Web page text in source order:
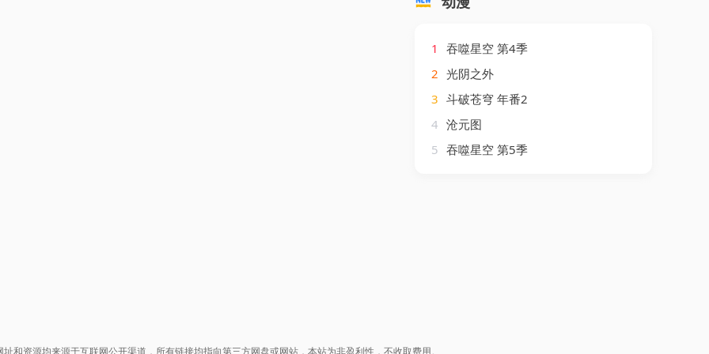
1
吞噬星空 第4季
2 光阴之外
3 斗破苍穹 年番2
4 沧元图
5 吞噬星空 第5季
和资源均来源于互联网公开渠道，所有链接均指向第三方网盘或网站，本站为非盈利性，不收取费用。